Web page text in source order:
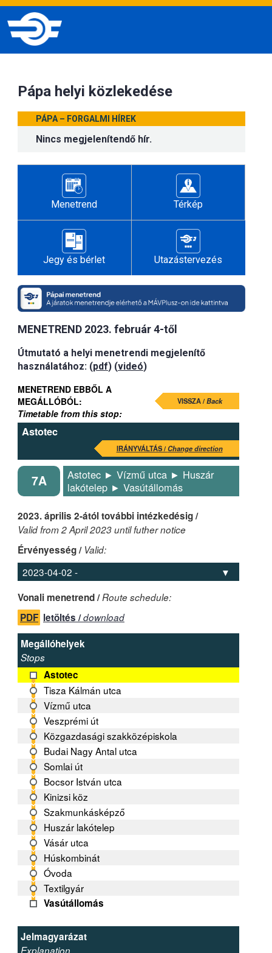
Pápa helyi közlekedése
PÁPA – FORGALMI HÍREK
Nincs megjelenítendő hír.
Menetrend Térkép
Jegy és bérlet Utazástervezés
MENETREND 2023. február 4-től
Útmutató a helyi menetrendi megjelenítő
használatához: (pdf) (videó)
MENETREND EBBŐL A
MEGÁLLÓBÓL:
Timetable from this stop:
VISSZA /Back
Astotec
IRÁNYVÁLTÁS /Change direction
7A
Astotec ► Vízmű utca ► Huszár
lakótelep ► Vasútállomás
2023. április 2-ától további intézkedésig /
Valid from 2 April 2023 until futher notice
Érvényesség / Valid:
Vonali menetrend /Route schedule:
PDF letöltés /download
Megállóhelyek
Stops
Astotec
Tisza Kálmán utca
Vízmű utca
Veszprémi út
Közgazdasági szakközépiskola
Budai Nagy Antal utca
Somlai út
Bocsor István utca
Kinizsi köz
Szakmunkásképző
Huszár lakótelep
Vásár utca
Húskombinát
Óvoda
Textilgyár
Vasútállomás
Jelmagyarázat